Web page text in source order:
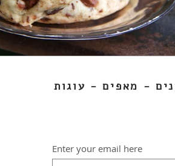
Enter your email here